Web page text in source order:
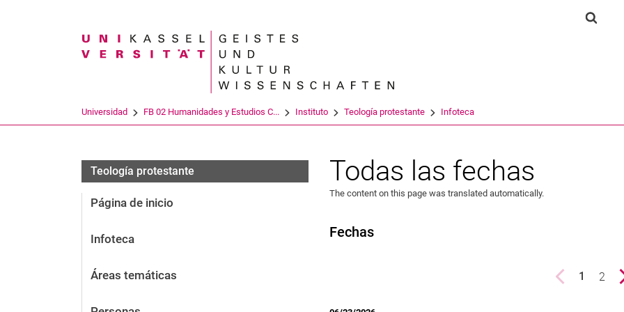
Jump directly to: content
Jump directly to: search
Jump directly to: main
Search term
Universidad FB 02 Humanidades y Estudios C... Instituto Teología protestante Infoteca
Teología protestante
Página de inicio
Infoteca
Áreas temáticas
Todas las fechas
The content on this page was translated automatically.
Fechas
Previous page
1
page
2